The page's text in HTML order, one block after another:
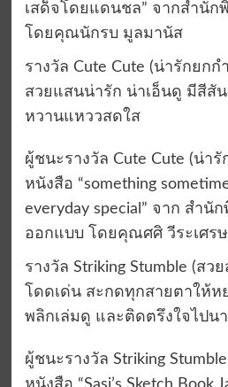
เสด็จโดยแดนชล” จากสำนั
โดยคุณนักรบ มูลมานัส
รางวัล Cute Cute (น่ารักยก
สวยแสนน่ารัก น่าเอ็นดู มีสีสั
หวานแหววสดใส
ผู้ชนะรางวัล Cute Cute (น่า
หนังสือ “something
everyday special” จาก สำนัก
ออกแบบ โดยคุณศศิ วีระเศรษ
รางวัล Striking Stumble (สว
โดดเด่น สะกดทุกสายตาให้ห
พลิกเล่มดู และติดตรึงใจไปน
ผู้ชนะรางวัล Striking